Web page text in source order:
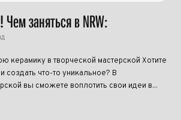
Чем заняться в NRW:
керамику в творческой мастерской Хотите
создать что-то уникальное? В
вы сможете воплотить свои идеи в...